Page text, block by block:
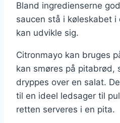
Bland ingredienserne
saucen stå i køleskabet i
kan udvikle sig.
Citronmayo kan bruges
kan smøres på pitabrød,
dryppes over en salat.
til en ideel ledsager til
retten serveres i en pita.